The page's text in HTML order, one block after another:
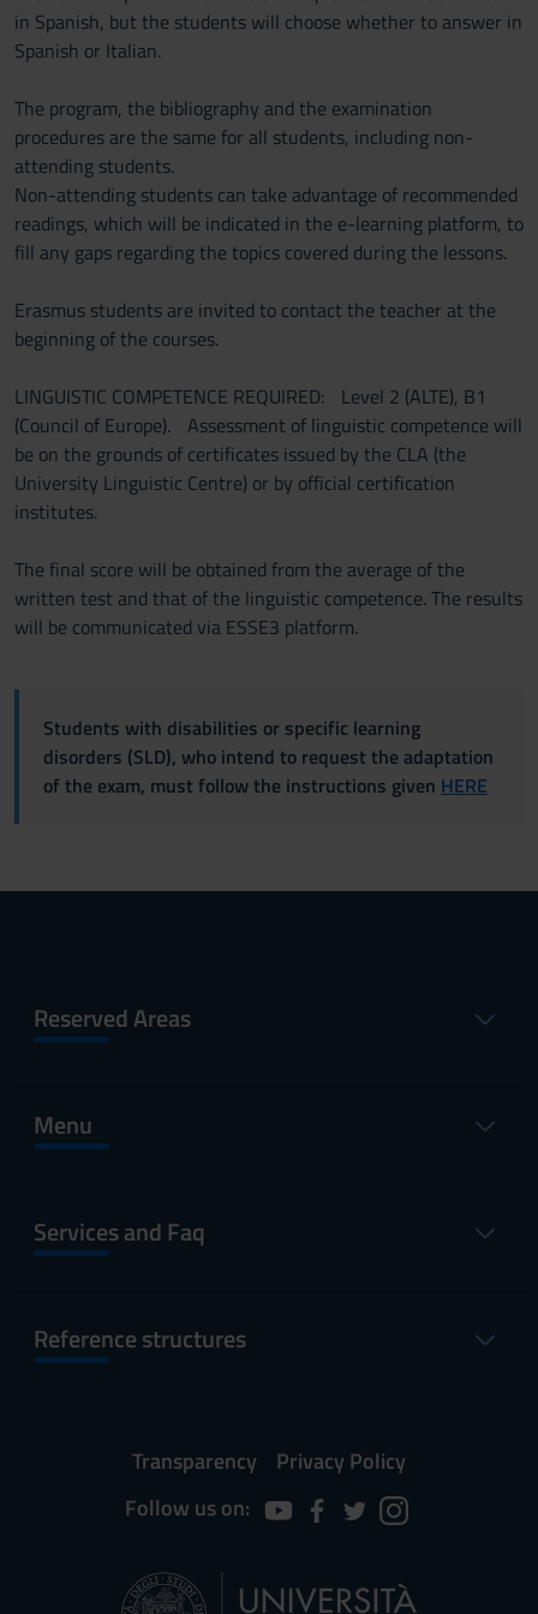
in Spanish, but the students will choose whether to answer in
Spanish or Italian.
The program, the bibliography and the examination
procedures are the same for all students, including non-
attending students.
Non-attending students can take advantage of recommended
readings, which will be indicated in the e-learning platform, to
fill any gaps regarding the topics covered during the lessons.
Erasmus students are invited to contact the teacher at the
beginning of the courses.
LINGUISTIC COMPETENCE REQUIRED: Level 2 (ALTE), B1
(Council of Europe). Assessment of linguistic competence will
be on the grounds of certificates issued by the CLA (the
University Linguistic Centre) or by official certification
institutes.
The final score will be obtained from the average of the
written test and that of the linguistic competence. The results
will be communicated via ESSE3 platform.
Students with disabilities or specific learning
disorders (SLD), who intend to request the adaptation
of the exam, must follow the instructions given HERE
Reserved Areas
Menu
Services and Faq
Reference structures
Transparency
Privacy Policy
Follow us on: